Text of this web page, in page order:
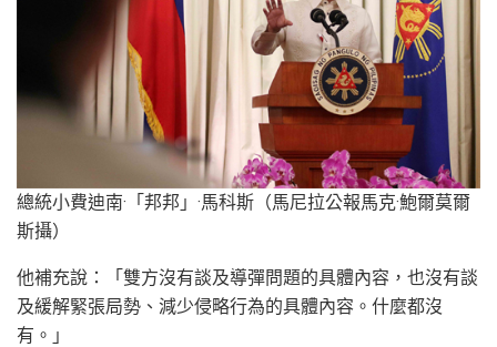
總統小費迪南·「邦邦」·馬科斯（馬尼拉公報馬克·鮑爾莫爾
斯攝）
他補充說：「雙方沒有談及導彈問題的具體內容，也沒有談
及緩解緊張局勢、減少侵略行為的具體內容。什麼都沒
有。」